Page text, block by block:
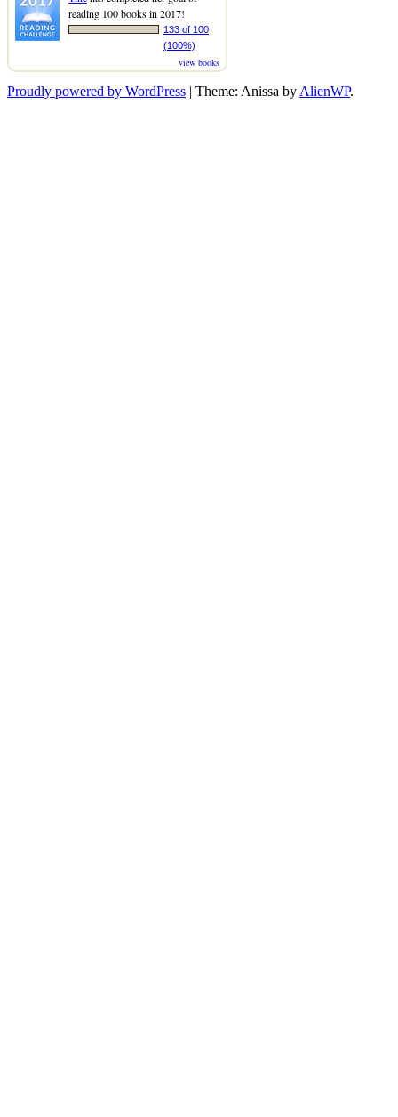
reading 100 books in 2017!
133 of 100
(100%)
view books
Proudly powered by WordPress | Theme: Anissa by AlienWP.